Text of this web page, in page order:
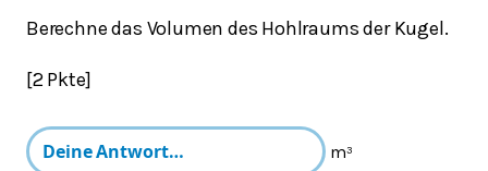
Berechne das Volumen des Hohlraums der Kugel.
[2 Pkte]
m³